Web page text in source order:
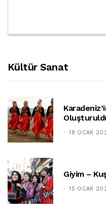
Kültür Sanat
18 OCAK
Giyim –
15 OCAK